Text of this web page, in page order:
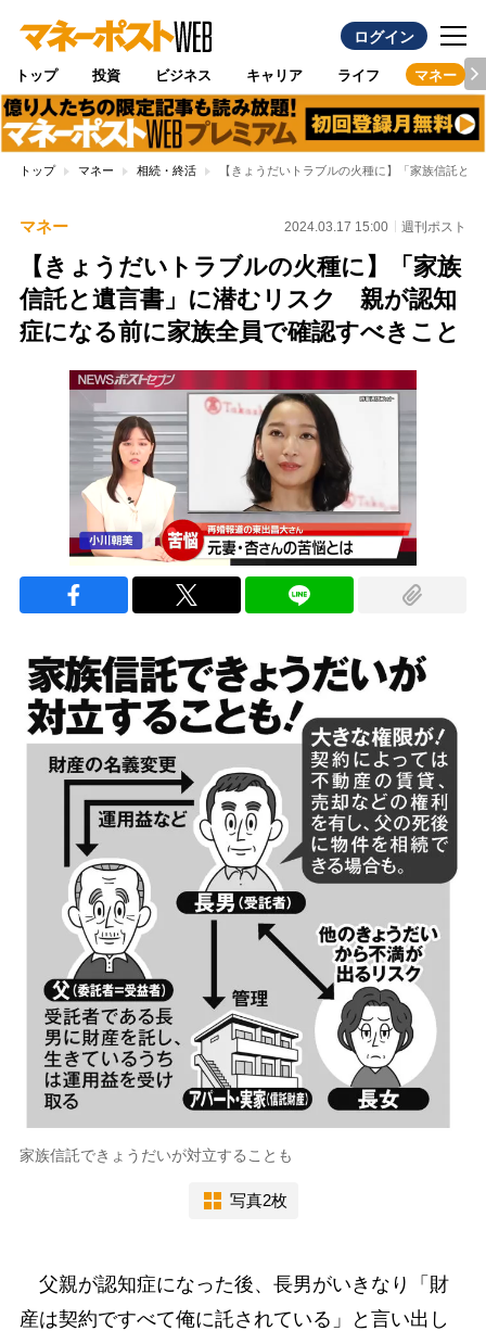
ログイン
トップ 投資 ビジネス キャリア ライフ マネー
トップ マネー 相続・終活 【きょうだいトラブルの火種に】「家族信託と
マネー 2024.03.17 15:00 週刊ポスト
【きょうだいトラブルの火種に】「家族
信託と遺言書」に潜むリスク 親が認知
症になる前に家族全員で確認すべきこと
家族信託できょうだいが対立することも
写真2枚
父親が認知症になった後、長男がいきなり「財
産は契約ですべて俺に託されている」と言い出し